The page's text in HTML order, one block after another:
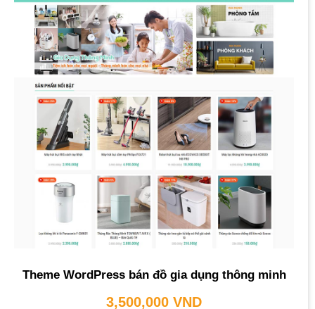
Theme WordPress bán đồ gia dụng thông minh
3,500,000 VND